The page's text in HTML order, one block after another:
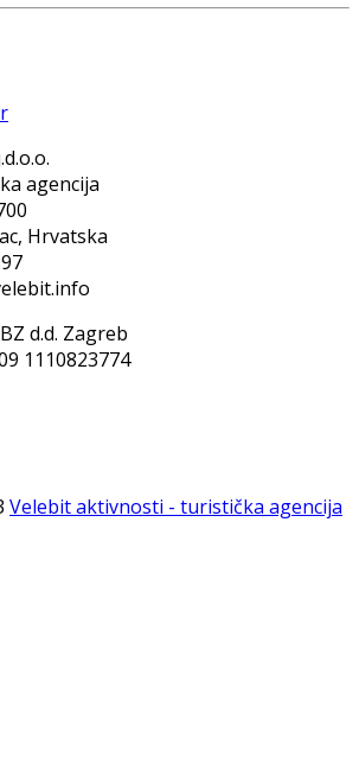
agencija
Hrvatska
d.d. Zagreb
1110823774
Velebit aktivnosti - turistička agencija